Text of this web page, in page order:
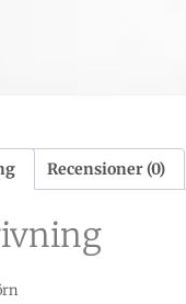
Recensioner (0)